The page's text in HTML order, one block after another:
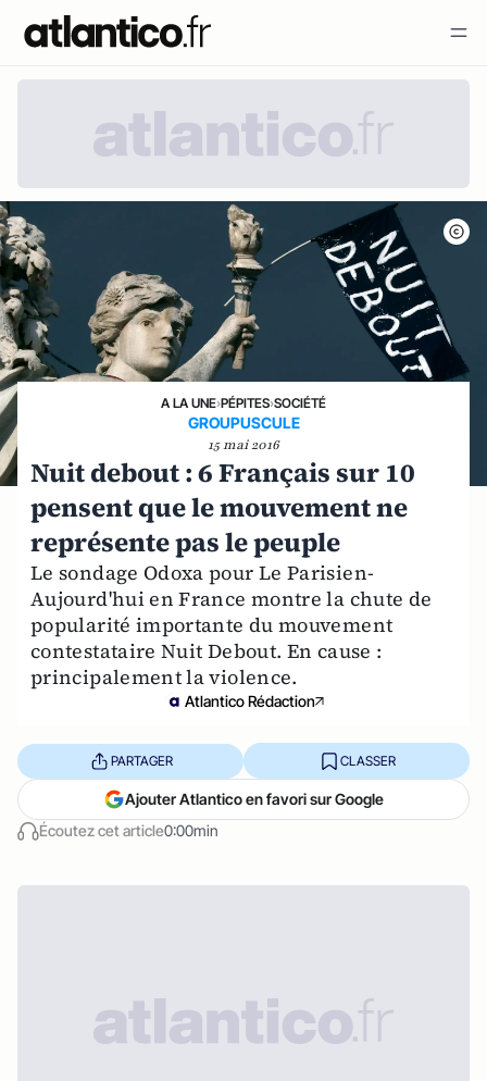
A LA UNE›PÉPITES›SOCIÉTÉ
GROUPUSCULE
15 mai 2016
Nuit debout : 6 Français sur 10
pensent que le mouvement ne
représente pas le peuple
Le sondage Odoxa pour Le Parisien-
Aujourd'hui en France montre la chute de
popularité importante du mouvement
contestataire Nuit Debout. En cause :
principalement la violence.
Atlantico Rédaction
Écoutez cet article0:00min
PARTAGER CLASSER
Ajouter Atlantico en favori sur Google